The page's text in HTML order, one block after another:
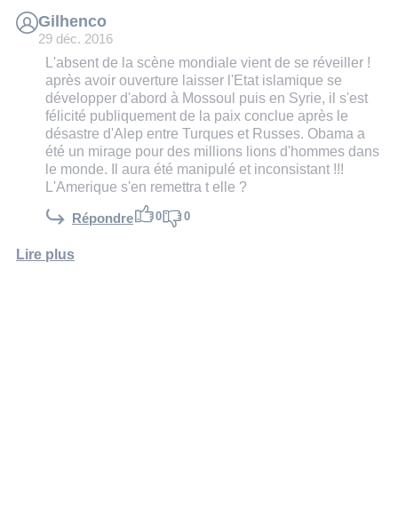
Gilhenco
29 déc. 2016
L'absent de la scène mondiale vient de se réveiller !
après avoir ouverture laisser l'Etat islamique se
développer d'abord à Mossoul puis en Syrie, il s'est
félicité publiquement de la paix conclue après le
désastre d'Alep entre Turques et Russes. Obama a
été un mirage pour des millions lions d'hommes dans
le monde. Il aura été manipulé et inconsistant !!!
L'Amerique s'en remettra t elle ?
Répondre 0 0
Lire plus